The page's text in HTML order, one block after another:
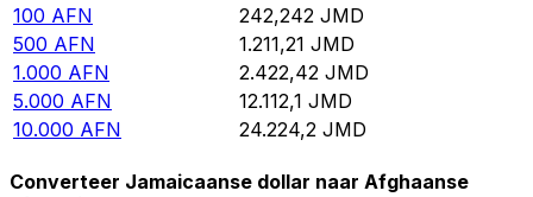
100 AFN 242,242 JMD
500 AFN 1.211,21 JMD
1.000 AFN 2.422,42 JMD
5.000 AFN 12.112,1 JMD
10.000 AFN 24.224,2 JMD
Converteer Jamaicaanse dollar naar Afghaanse